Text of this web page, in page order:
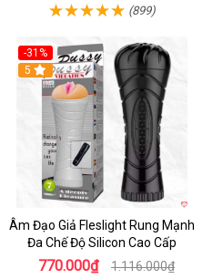
(899)
-31%
5
Âm Đạo Giả Fleslight Rung Mạnh
Đa Chế Độ Silicon Cao Cấp
770.000₫ 1.116.000₫